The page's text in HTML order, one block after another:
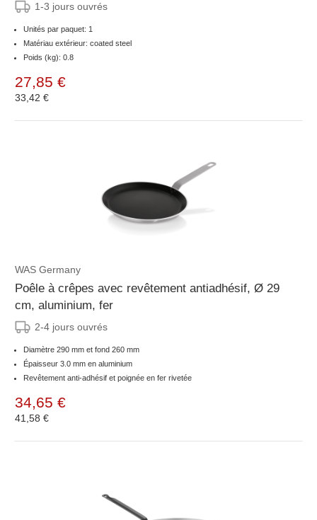
1-3 jours ouvrés
Unités par paquet: 1
Matériau extérieur: coated steel
Poids (kg): 0.8
27,85 €
33,42 €
WAS Germany
Poêle à crêpes avec revêtement antiadhésif, Ø 29
cm, aluminium, fer
2-4 jours ouvrés
Diamètre 290 mm et fond 260 mm
Épaisseur 3.0 mm en aluminium
Revêtement anti-adhésif et poignée en fer rivetée
34,65 €
41,58 €